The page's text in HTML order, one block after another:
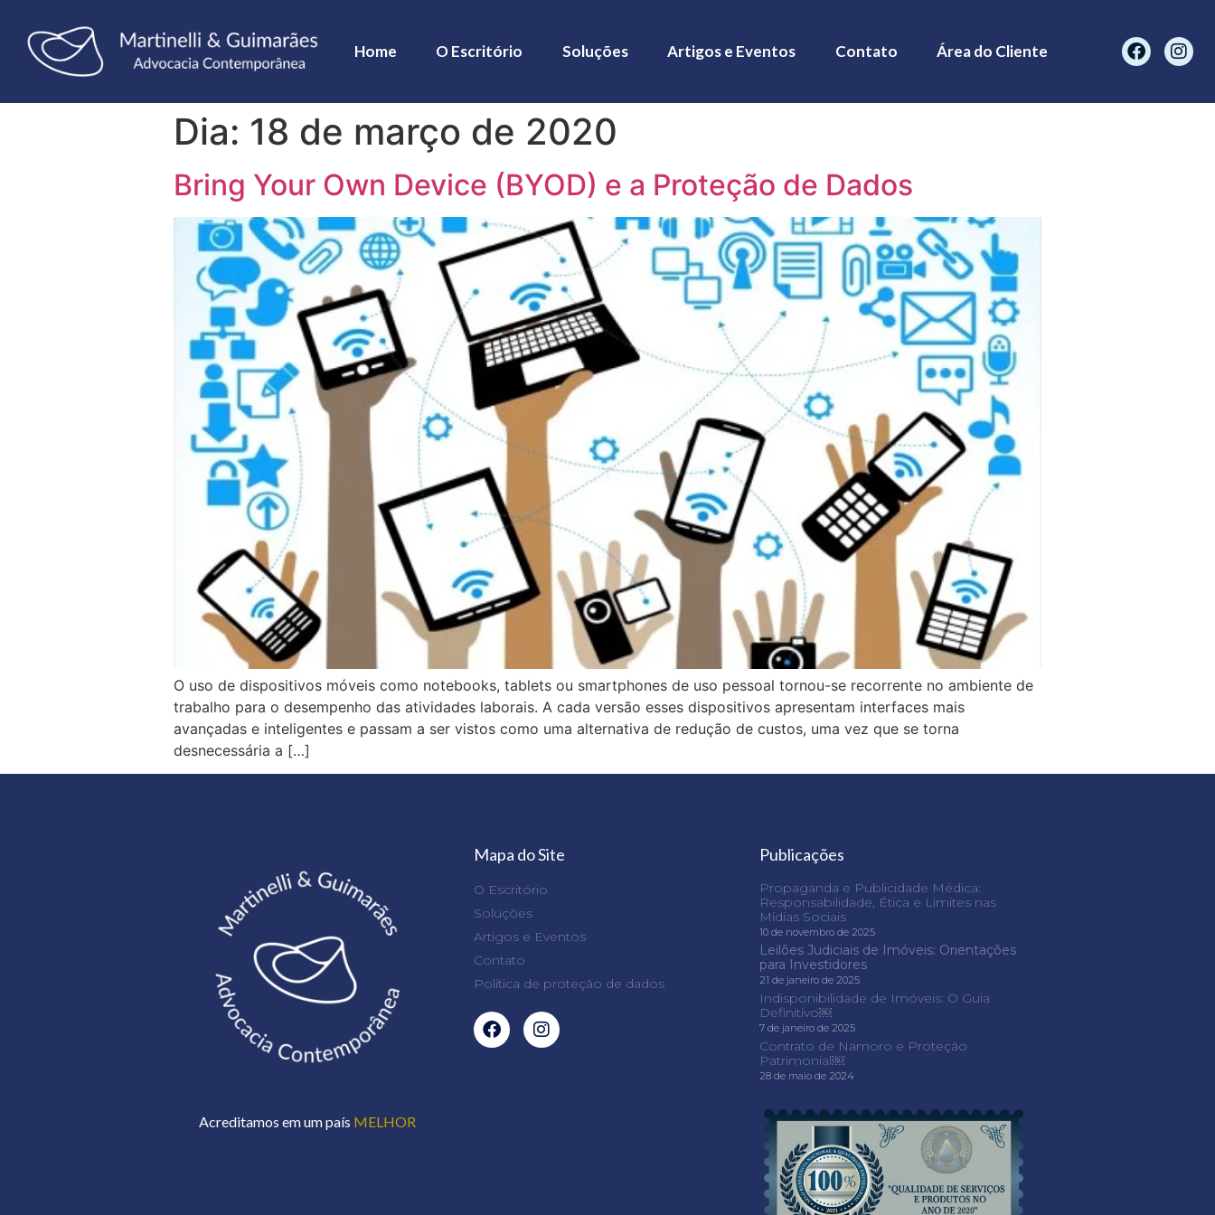
Home O Escritório Soluções Artigos e Eventos Contato Área do Cliente
Dia: 18 de março de 2020
Bring Your Own Device (BYOD) e a Proteção de Dados
O uso de dispositivos móveis como notebooks, tablets ou smartphones de uso pessoal tornou-se recorrente no ambiente de
trabalho para o desempenho das atividades laborais. A cada versão esses dispositivos apresentam interfaces mais
avançadas e inteligentes e passam a ser vistos como uma alternativa de redução de custos, uma vez que se torna
desnecessária a […]
Acreditamos em um país MELHOR
Mapa do Site
O Escritório
Soluções
Artigos e Eventos
Contato
Política de proteção de dados
Publicações
Propaganda e Publicidade Médica:
Responsabilidade, Ética e Limites nas
Mídias Sociais
10 de novembro de 2025
Leilões Judiciais de Imóveis: Orientações
para Investidores
21 de janeiro de 2025
Indisponibilidade de Imóveis: O Guia
Definitivo￼
7 de janeiro de 2025
Contrato de Namoro e Proteção
Patrimonial￼
28 de maio de 2024